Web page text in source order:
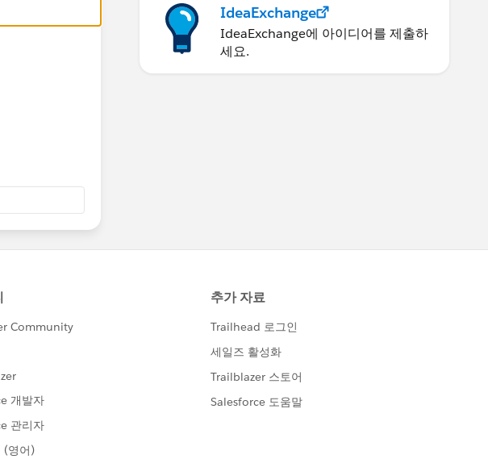
IdeaExchange
IdeaExchange에 아이디어를 제출하
세요.